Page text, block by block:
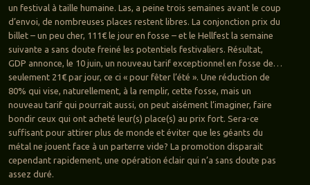
un festival à taille humaine. Las, a peine trois semaines avant le coup
d’envoi, de nombreuses places restent libres. La conjonction prix du
billet – un peu cher, 111€ le jour en fosse – et le Hellfest la semaine
suivante a sans doute freiné les potentiels festivaliers. Résultat,
GDP annonce, le 10 juin, un nouveau tarif exceptionnel en fosse de…
seulement 21€ par jour, ce ci « pour fêter l’été ». Une réduction de
80% qui vise, naturellement, à la remplir, cette fosse, mais un
nouveau tarif qui pourrait aussi, on peut aisément l’imaginer, faire
bondir ceux qui ont acheté leur(s) place(s) au prix fort. Sera-ce
suffisant pour attirer plus de monde et éviter que les géants du
métal ne jouent face à un parterre vide? La promotion disparait
cependant rapidement, une opération éclair qui n’a sans doute pas
assez duré.